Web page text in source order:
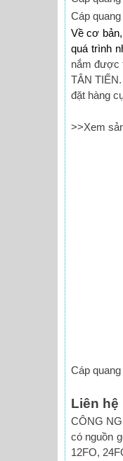
Cáp
Về cơ
quá trình
nắm được
TÂN
đặt hàng
>>Xem
Cáp
Liên hệ
CÔNG
có nguồn
12FO,